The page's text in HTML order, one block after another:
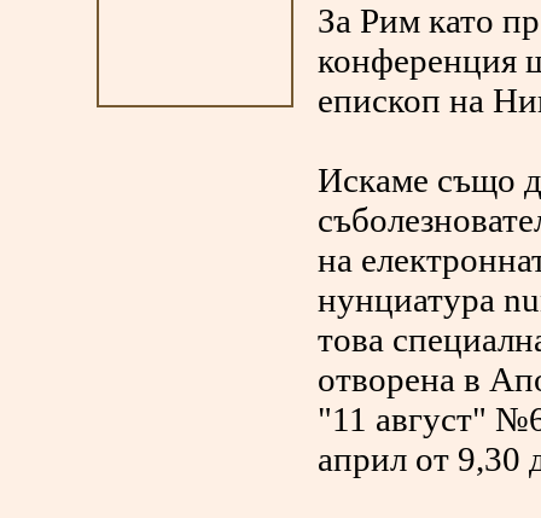
За Рим като
конференция
епископ на
Искаме също
на
нунциатура
това
отворена в
"11 август"
април от 9,30